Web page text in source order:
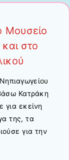
Μουσείο
στο
Κατράκη
για εκείνη
της, τα
για την